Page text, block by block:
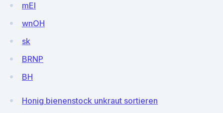
mEI
wnOH
sk
BRNP
BH
Honig bienenstock unkraut sortieren